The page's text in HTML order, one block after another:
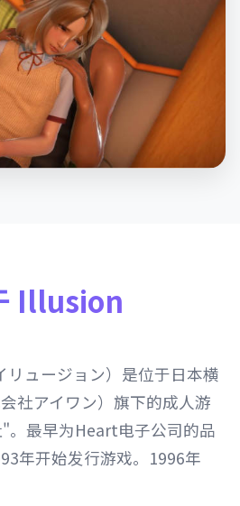
Illusion
リュージョン）是位于日本横
社アイワン）旗下的成人游
。最早为Heart电子公司的品
年开始发行游戏。1996年